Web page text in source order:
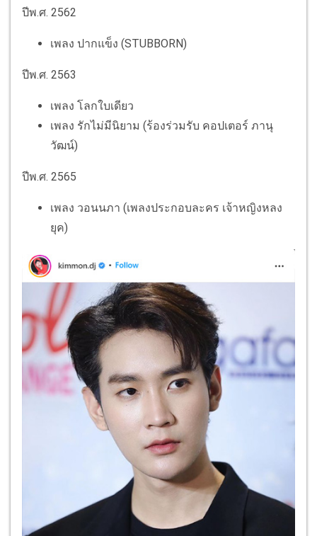
ปีพ.ศ. 2562
เพลง ปากแข็ง (STUBBORN)
ปีพ.ศ. 2563
เพลง โลกใบเดียว
เพลง รักไม่มีนิยาม (ร้องร่วมรับ คอปเตอร์ ภานุ
วัฒน์)
ปีพ.ศ. 2565
เพลง วอนนภา (เพลงประกอบละคร เจ้าหญิงหลง
ยุค)